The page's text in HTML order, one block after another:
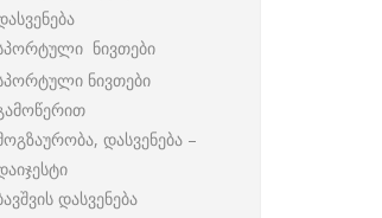
ნივთები
ნივთები
დასვენება –
დასვენება